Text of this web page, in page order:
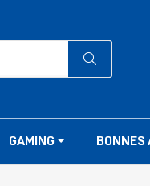
GAMING BONNES